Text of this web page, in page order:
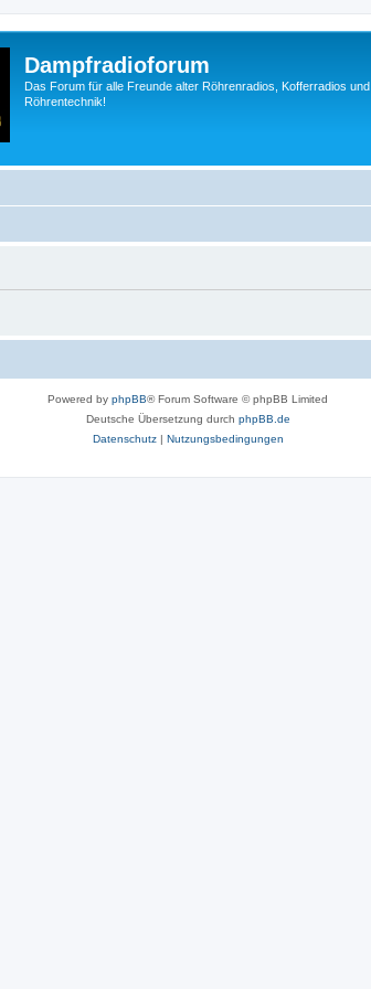
Dampfradioforum
Das Forum für alle Freunde alter Röhrenradios, Kofferradios und
Röhrentechnik!
Powered by phpBB® Forum Software © phpBB Limited
Deutsche Übersetzung durch phpBB.de
Datenschutz| Nutzungsbedingungen